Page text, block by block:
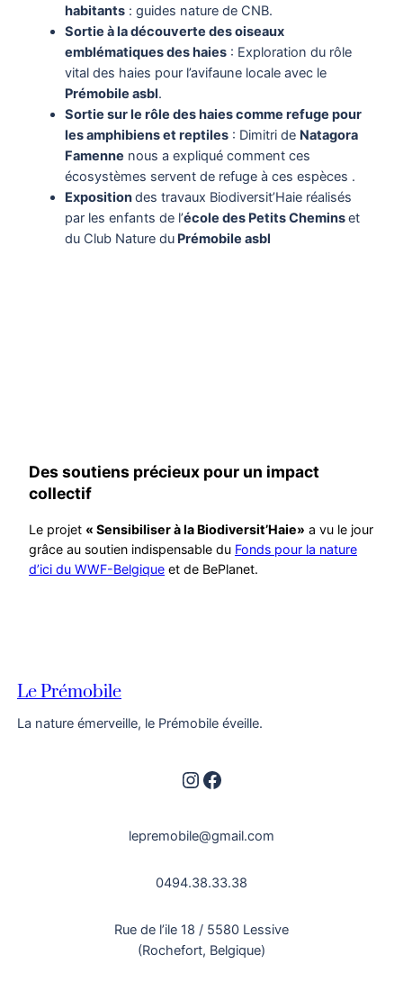
habitants : guides nature de CNB.
Sortie à la découverte des oiseaux
emblématiques des haies : Exploration du rôle
vital des haies pour l’avifaune locale avec le
Prémobile asbl.
Sortie sur le rôle des haies comme refuge pour
les amphibiens et reptiles : Dimitri de Natagora
Famenne nous a expliqué comment ces
écosystèmes servent de refuge à ces espèces .
Expositiondes travaux Biodiversit’Haie réalisés
par les enfants de l’école des Petits Cheminset
du Club Nature du Prémobile asbl
Des soutiens précieux pour un impact
collectif
Le projet « Sensibiliser à la Biodiversit’Haie» a vu le jour
grâce au soutien indispensable du Fonds pour la nature
d’ici du WWF-Belgique et de BePlanet.
Le Prémobile
La nature émerveille, le Prémobile éveille.
Instagram Facebook
lepremobile@gmail.com
0494.38.33.38
Rue de l’ile 18 / 5580 Lessive
(Rochefort, Belgique)